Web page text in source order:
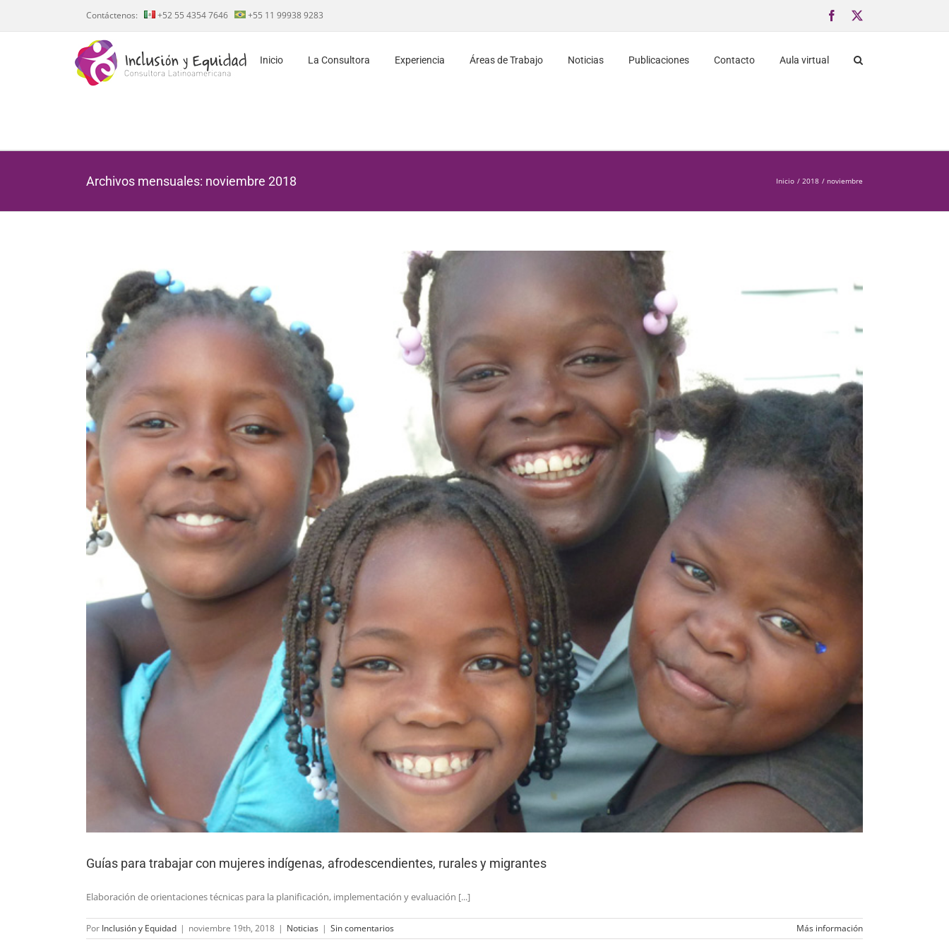
contenido
Contáctenos: +52 55 4354 7646 +55 11 99938 9283 Facebook
Inicio La Consultora Experiencia Áreas de Trabajo Noticias Publicaciones Contacto Aula virtual
Archivos mensuales: noviembre 2018 Inicio 2018 noviembre
Guías para trabajar con mujeres indígenas, afrodescendientes, rurales y migrantes
Elaboración de orientaciones técnicas para la planificación, implementación y evaluación [...]
Por Inclusión y Equidad | noviembre 19th, 2018 | Noticias | Sin comentarios Más información